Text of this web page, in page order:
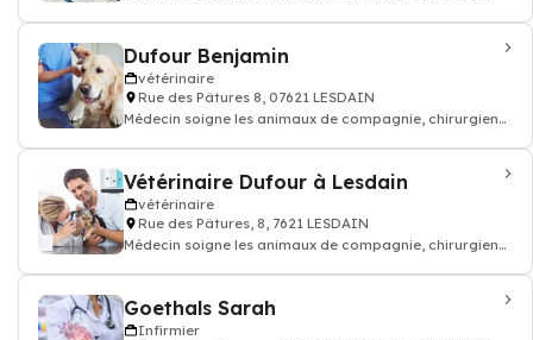
Dufour Benjamin
vétérinaire
Rue des Pâtures 8, 07621 LESDAIN
Médecin soigne les animaux de compagnie, chirurgien
Vétérinaire Dufour à Lesdain
vétérinaire
Rue des Pâtures, 8, 7621 LESDAIN
Médecin soigne les animaux de compagnie, chirurgien
Goethals Sarah
Infirmier